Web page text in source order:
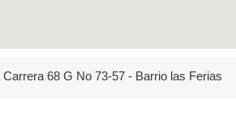
68 G No 73-57 - Barrio las Ferias